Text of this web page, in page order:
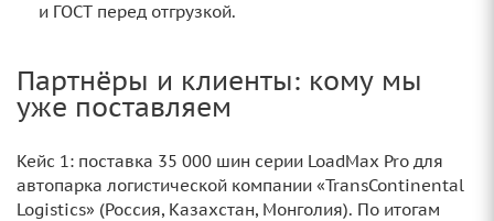
и ГОСТ перед отгрузкой.
Партнёры и клиенты: кому мы
уже поставляем
Кейс 1: поставка 35 000 шин серии LoadMax Pro для
автопарка логистической компании «TransContinental
Logistics» (Россия, Казахстан, Монголия). По итогам